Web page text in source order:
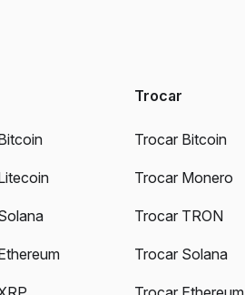
Trocar
Trocar Bitcoin
Trocar Monero
Trocar TRON
Trocar Solana